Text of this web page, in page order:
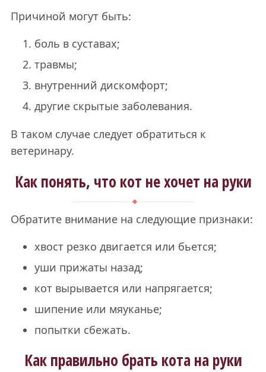
Причиной могут быть:
боль в суставах;
травмы;
внутренний дискомфорт;
другие скрытые заболевания.
В таком случае следует обратиться к
ветеринару.
Как понять, что кот не хочет на руки
Обратите внимание на следующие признаки:
хвост резко двигается или бьется;
уши прижаты назад;
кот вырывается или напрягается;
шипение или мяуканье;
попытки сбежать.
Как правильно брать кота на руки